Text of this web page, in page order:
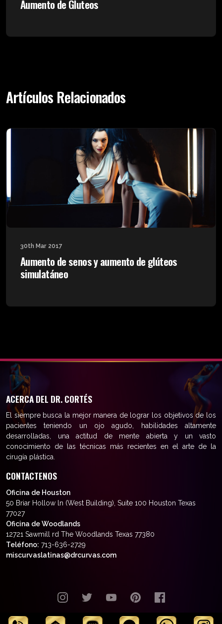
Aumento de Gluteos
Artículos Relacionados
30th Mar 2017
Aumento de senos y aumento de glúteos
simulatáneo
ACERCA DEL DR. CORTÉS
El siempre busca la mejor manera de lograr los objetivos de los
pacientes teniendo un ojo agudo, habilidades altamente
desarrolladas, una actitud de mente abierta y un vasto
conocimiento de las técnicas más recientes en el arte de la
cirugía plástica.
CONTACTENOS
Oficina de Houston
50 Briar Hollow ln (West Building), Suite 100 Houston Texas
77027
Oficina de Woodlands
12721 Sawmill rd The Woodlands Texas 77380
Teléfono: 713-636-2729
miscurvaslatinas@drcurvas.com
© Wilberto Cortés M.D. Todos los